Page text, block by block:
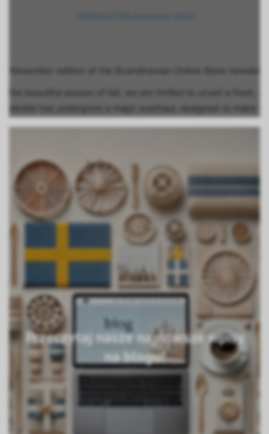
Przeczytaj nasze najnowsze wpisy
na blogu!